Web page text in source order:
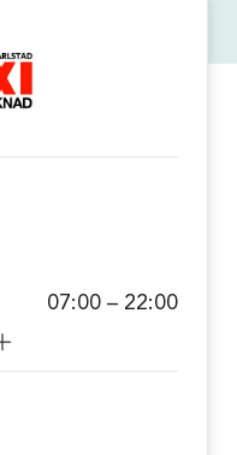
07:00 – 22:00